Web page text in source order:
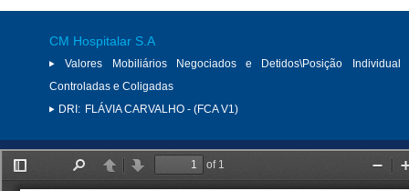
CM Hospitalar S.A
Valores Mobiliários Negociados e Detidos\Posição
Controladas e Coligadas
DRI: FLÁVIA CARVALHO - (FCA V1)